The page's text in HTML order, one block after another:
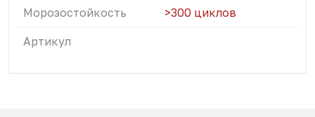
Морозостойкость >300 циклов
Артикул